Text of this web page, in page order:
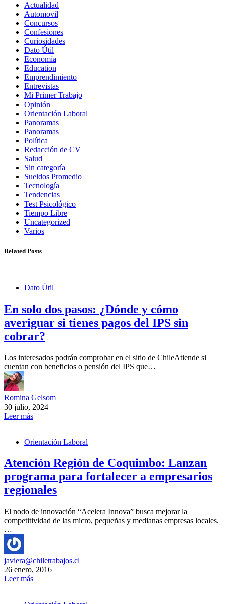
Actualidad
Automovil
Concursos
Confesiones
Curiosidades
Dato Útil
Economía
Education
Emprendimiento
Entrevistas
Mi Primer Trabajo
Opinión
Orientación Laboral
Panoramas
Panoramas
Política
Redacción de CV
Salud
Sin categoría
Sueldos Promedio
Tecnología
Tendencias
Test Psicológico
Tiempo Libre
Uncategorized
Varios
Related Posts
Dato Útil
En solo dos pasos: ¿Dónde y cómo
averiguar si tienes pagos del IPS sin
cobrar?
Los interesados podrán comprobar en el sitio de ChileAtiende si
cuentan con beneficios o pensión del IPS que…
Romina Gelsom
30 julio, 2024
Leer más
Orientación Laboral
Atención Región de Coquimbo: Lanzan
programa para fortalecer a empresarios
regionales
El nodo de innovación “Acelera Innova” busca mejorar la
competitividad de las micro, pequeñas y medianas empresas locales.
…
javiera@chiletrabajos.cl
26 enero, 2016
Leer más